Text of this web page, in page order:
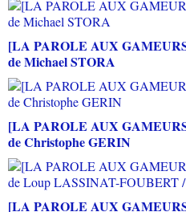
[LA PAROLE AUX
de Michael STORA
[LA PAROLE AUX
de Christophe GERIN
[LA PAROLE AUX